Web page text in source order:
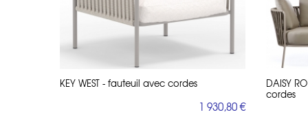
KEY WEST - fauteuil avec cordes
1 930,80 €
DAISY
cordes